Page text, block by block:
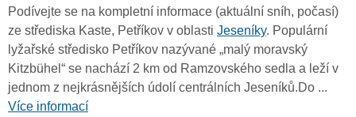
Podívejte se na kompletní informace (aktuální sníh, počasí)
ze střediska Kaste, Petříkov v oblasti Jeseníky. Populární
lyžařské středisko Petříkov nazývané „malý moravský
Kitzbühel“ se nachází 2 km od Ramzovského sedla a leží v
jednom z nejkrásnějších údolí centrálních Jeseníků.Do ...
Více informací